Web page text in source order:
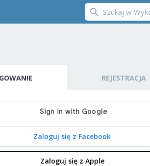
REJESTRACJA
Zaloguj się z Facebook
Zaloguj się z Apple